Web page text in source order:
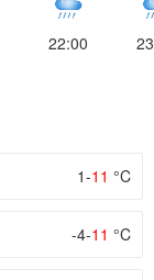
22:00
1-11 °C
-4-11 °C